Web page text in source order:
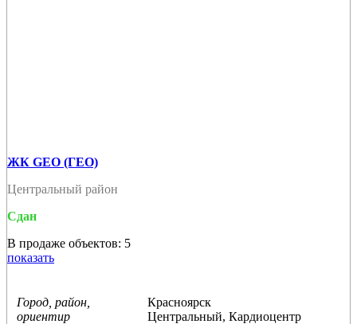
ЖК GEO (ГЕО)
Центральный район
Сдан
В продаже объектов: 5
показать
Город, район,
ориентир
Красноярск
Центральный, Кардиоцентр